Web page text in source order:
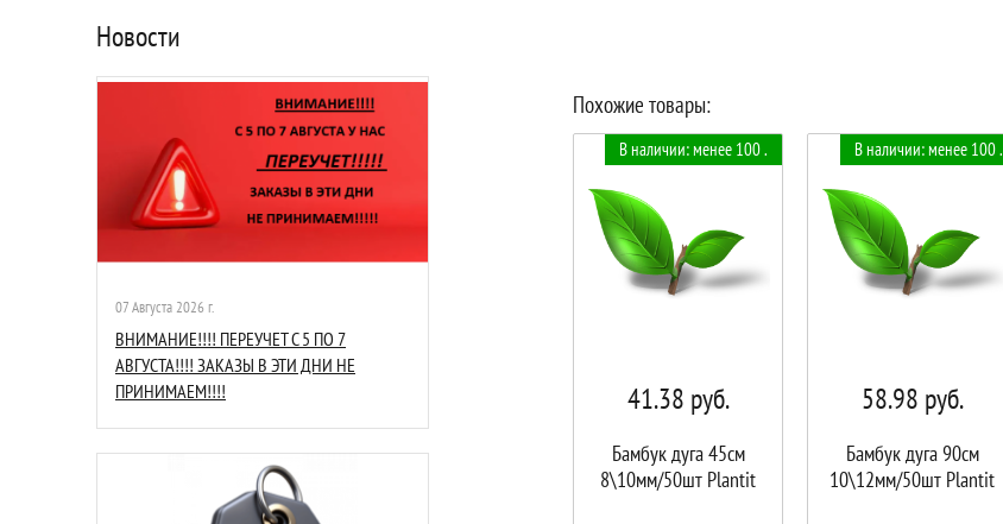
Новости
07 Августа 2026 г.
ВНИМАНИЕ!!!! ПЕРЕУЧЕТ С 5 ПО 7
АВГУСТА!!!! ЗАКАЗЫ В ЭТИ ДНИ НЕ
ПРИНИМАЕМ!!!!
Похожие товары:
В наличии: менее 100 .
41.38 руб.
Бамбук дуга 45см
8\10мм/50шт Plantit
В наличии: менее 100 .
58.98 руб.
Бамбук дуга 90см
10\12мм/50шт Plantit